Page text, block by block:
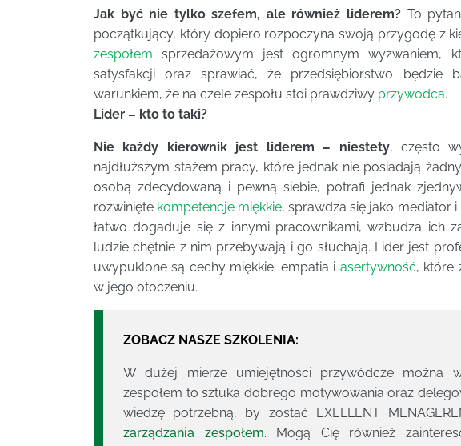
Jak być nie tylko szefem, ale również liderem? To
początkujący, który dopiero rozpoczyna swoją przygodę z
zespołem sprzedażowym jest ogromnym wyzwaniem,
satysfakcji oraz sprawiać, że przedsiębiorstwo będzie
warunkiem, że na czele zespołu stoi prawdziwy przywódca.
Lider – kto to taki?
Nie każdy kierownik jest liderem – niestety, często
najdłuższym stażem pracy, które jednak nie posiadają
osobą zdecydowaną i pewną siebie, potrafi jednak
rozwinięte kompetencje miękkie, sprawdza się jako mediator
łatwo dogaduje się z innymi pracownikami, wzbudza ich
ludzie chętnie z nim przebywają i go słuchają. Lider jest
uwypuklone są cechy miękkie: empatia i asertywność, które
w jego otoczeniu.
ZOBACZ NASZE SZKOLENIA:
W dużej mierze umiejętności przywódcze można
zespołem to sztuka dobrego motywowania oraz
wiedzę potrzebną, by zostać EXELLENT
zarządzania zespołem. Mogą Cię również